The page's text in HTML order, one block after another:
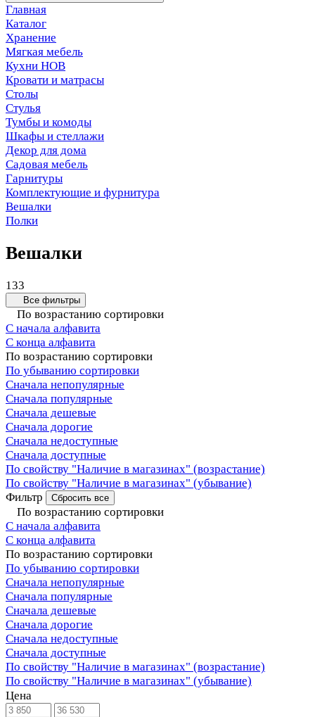
Главная
Каталог
Хранение
Мягкая мебель
Кухни НОВ
Кровати и матрасы
Столы
Стулья
Тумбы и комоды
Шкафы и стеллажи
Декор для дома
Садовая мебель
Гарнитуры
Комплектующие и фурнитура
Вешалки
Полки
Вешалки
133
Все фильтры
По возрастанию сортировки
С начала алфавита
С конца алфавита
По возрастанию сортировки
По убыванию сортировки
Сначала непопулярные
Сначала популярные
Сначала дешевые
Сначала дорогие
Сначала недоступные
Сначала доступные
По свойству "Наличие в магазинах" (возрастание)
По свойству "Наличие в магазинах" (убывание)
Фильтр
Сбросить все
По возрастанию сортировки
С начала алфавита
С конца алфавита
По возрастанию сортировки
По убыванию сортировки
Сначала непопулярные
Сначала популярные
Сначала дешевые
Сначала дорогие
Сначала недоступные
Сначала доступные
По свойству "Наличие в магазинах" (возрастание)
По свойству "Наличие в магазинах" (убывание)
Цена